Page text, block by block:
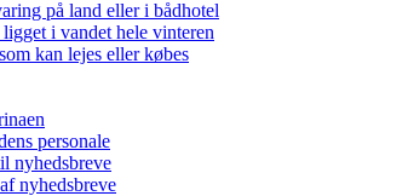
på land eller i bådhotel
i vandet hele vinteren
kan lejes eller købes
personale
nyhedsbreve
nyhedsbreve